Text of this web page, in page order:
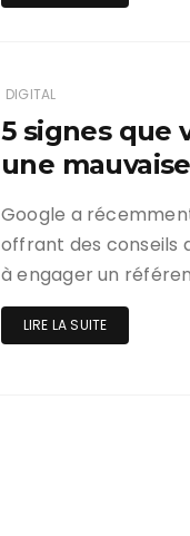
DIGITAL
5 signes que
une
Google a
offrant des conseils
à engager un
LIRE LA SUITE